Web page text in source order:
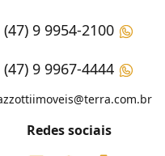
(47) 9 9954-2100
(47) 9 9967-4444
Redes sociais